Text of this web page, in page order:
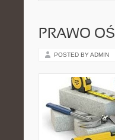
PRAWO
POSTED BY ADMIN